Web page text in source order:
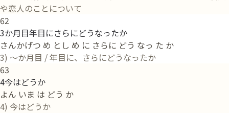
や恋人のことについて
62
3か月目年目にさらにどうなったか
さんかげつ め とし め に さらに どう なっ た か
3) 〜か月目 / 年目に、さらにどうなったか
63
4今はどうか
よん いま は どう か
4) 今はどうか